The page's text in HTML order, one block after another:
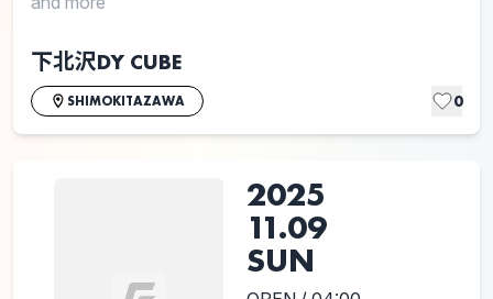
下北沢DY CUBE
SHIMOKITAZAWA 0
2025
11.09
SUN